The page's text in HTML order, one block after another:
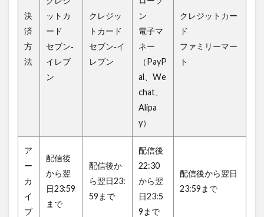
決
済
方
法
ットカ
ード
セブン‐
イレブ
ン
クレジッ
トカード
セブン‐イ
レブン
ン
電子マ
ネー
（PayP
al、We
chat、
Alipa
y）
クレジットカー
ド
ファミリーマー
ト
ア
ー
カ
イ
ブ
配信後
から翌
日23:59
まで
配信後か
ら翌日23:
59まで
配信後
22:30
から翌
日23:5
9まで
配信後から翌日
23:59まで